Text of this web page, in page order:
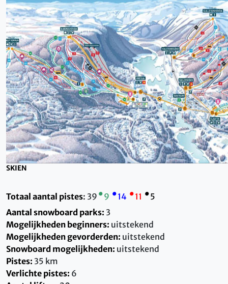
SKIEN
Totaal aantal pistes: 39 •9 •14 •11 •5
Aantal snowboard parks: 3
Mogelijkheden beginners: uitstekend
Mogelijkheden gevorderden: uitstekend
Snowboard mogelijkheden: uitstekend
Pistes: 35 km
Verlichte pistes: 6